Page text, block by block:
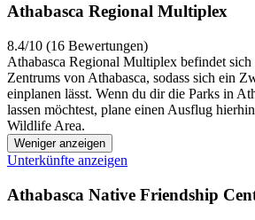
Athabasca Regional Multiplex
8.4/10 (16 Bewertungen)
Athabasca Regional Multiplex befindet sich
Zentrums von Athabasca, sodass sich ein
einplanen lässt. Wenn du dir die Parks in
lassen möchtest, plane einen Ausflug
Wildlife Area.
Weniger anzeigen
Unterkünfte anzeigen
Athabasca Native Friendship